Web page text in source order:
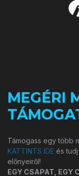
MEGÉRI
Támogass egy több
KATTINTS IDE és
előnyeiről!
EGY CSAPAT, EGY